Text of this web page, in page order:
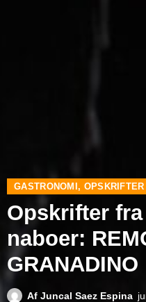
GASTRONOMI, OPSKRIFTER
Opskrifter
naboer:
GRANADINO
Af Juncal Saez Espina